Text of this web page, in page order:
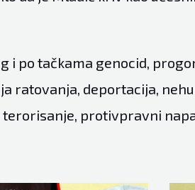
i po tačkama genocid,
ratovanja, deportacija,
protivpravni